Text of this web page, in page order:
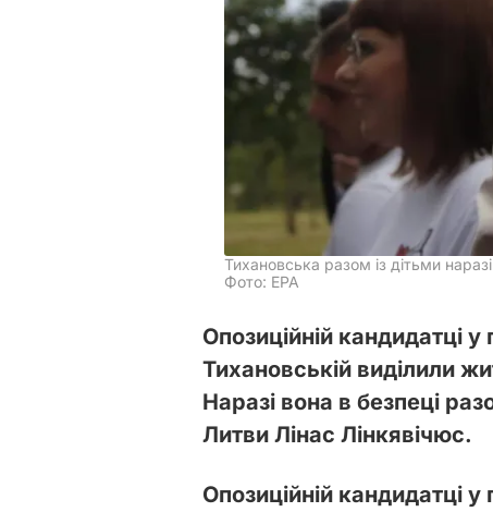
Тихановська разом із дітьми
Фото: EPA
Опозиційній кандидатці у
Тихановській виділили
Наразі вона в безпеці
Литви Лінас Лінкявічюс.
Опозиційній кандидатці у